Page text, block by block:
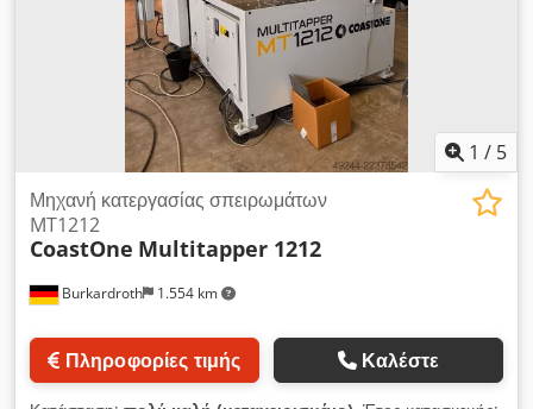
1 / 5
Burkardroth 1.554 km
Μηχανή κατεργασίας σπειρωμάτων
MT1212
CoastOne Multitapper 1212
Πληροφορίες τιμής Καλέστε